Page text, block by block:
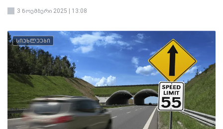
3 ნოემბერი 2025 | 13:08
სიახლეები